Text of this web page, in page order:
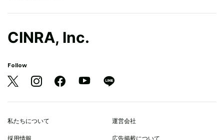
CINRA, Inc.
Follow
私たちについて 運営会社
採用情報 広告掲載について